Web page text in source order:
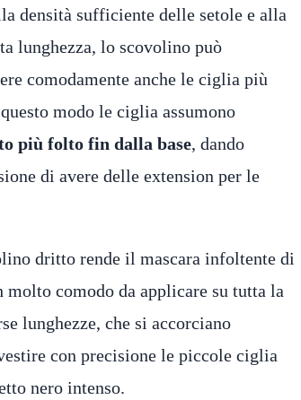
densità sufficiente delle setole e alla
lunghezza, lo scovolino può
comodamente anche le ciglia più
modo le ciglia assumono
più folto fin dalla base, dando
di avere delle extension per le
dritto rende il mascara infoltente di
molto comodo da applicare su tutta la
lunghezze, che si accorciano
con precisione le piccole ciglia
nero intenso.